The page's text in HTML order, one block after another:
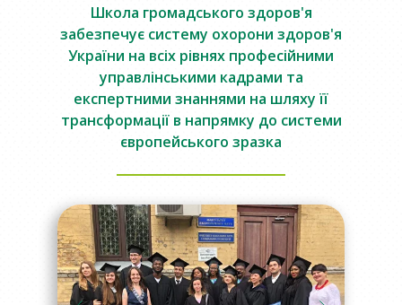
Школа громадського здоров'я
забезпечує систему охорони здоров'я
України на всіх рівнях професійними
управлінськими кадрами та
експертними знаннями на шляху її
трансформації в напрямку до системи
європейського зразка